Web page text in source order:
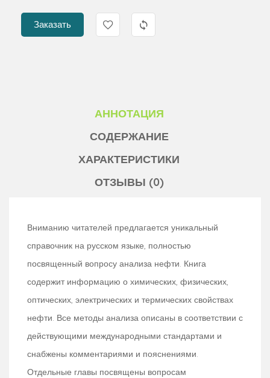
Заказать
АННОТАЦИЯ
СОДЕРЖАНИЕ
ХАРАКТЕРИСТИКИ
ОТЗЫВЫ (0)
Вниманию читателей предлагается уникальный
справочник на русском языке, полностью
посвященный вопросу анализа нефти. Книга
содержит информацию о химических, физических,
оптических, электрических и термических свойствах
нефти. Все методы анализа описаны в соответствии с
действующими международными стандартами и
снабжены комментариями и пояснениями.
Отдельные главы посвящены вопросам